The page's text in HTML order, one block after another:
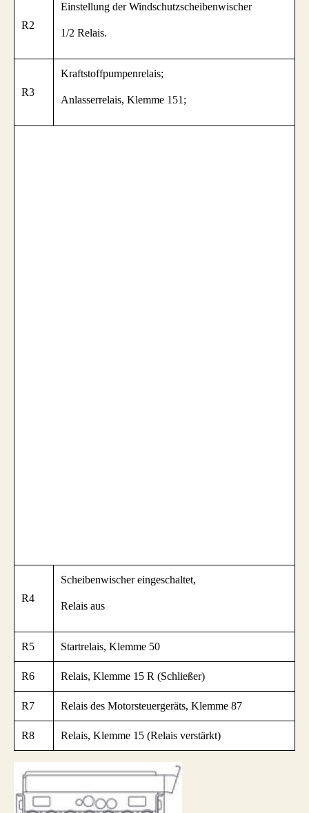
R2
Einstellung der Windschutzscheibenwischer
1/2 Relais.
R3
Kraftstoffpumpenrelais;
Anlasserrelais, Klemme 151;
R4
Scheibenwischer eingeschaltet,
Relais aus
R5 Startrelais, Klemme 50
R6 Relais, Klemme 15 R (Schließer)
R7 Relais des Motorsteuergeräts, Klemme 87
R8 Relais, Klemme 15 (Relais verstärkt)